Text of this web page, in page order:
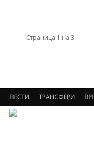
Страница 1 на 3
ВЕСТИ ТРАНСФЕРИ